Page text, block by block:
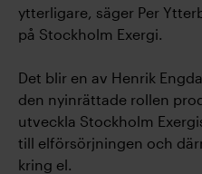
ytterligare, säger Per
på Stockholm Exergi.
Det blir en av Henrik
den nyinrättade rollen
utveckla Stockholm
till elförsörjningen och
kring el.